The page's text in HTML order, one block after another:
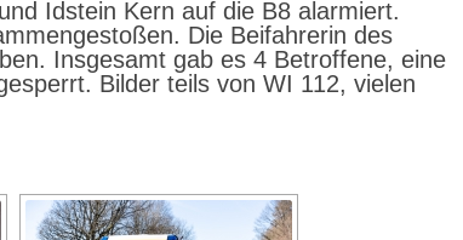
Idstein Kern auf die B8 alarmiert.
Die Beifahrerin des
Insgesamt gab es 4 Betroffene, eine
Bilder teils von WI 112, vielen